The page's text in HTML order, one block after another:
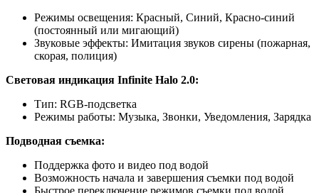
Режимы освещения: Красный, Синий, Красно-синий
(постоянный или мигающий)
Звуковые эффекты: Имитация звуков сирены (пожарная,
скорая, полиция)
Световая индикация Infinite Halo 2.0:
Тип: RGB-подсветка
Режимы работы: Музыка, Звонки, Уведомления, Зарядка
Подводная съемка:
Поддержка фото и видео под водой
Возможность начала и завершения съемки под водой
Быстрое переключение режимов съемки под водой